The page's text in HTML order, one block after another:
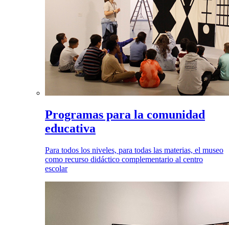
Programas para la comunidad
educativa
Para todos los niveles, para todas las materias, el museo
como recurso didáctico complementario al centro
escolar